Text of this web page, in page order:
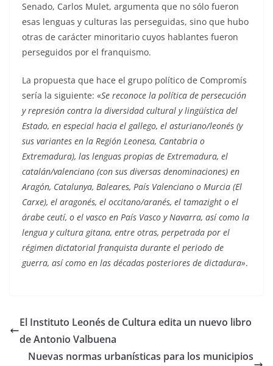
Senado, Carlos Mulet, argumenta que no sólo fueron
esas lenguas y culturas las perseguidas, sino que hubo
otras de carácter minoritario cuyos hablantes fueron
perseguidos por el franquismo.
La propuesta que hace el grupo político de Compromís
sería la siguiente: «Se reconoce la política de persecución
y represión contra la diversidad cultural y lingüística del
Estado, en especial hacia el gallego, el asturiano/leonés (y
sus variantes en la Región Leonesa, Cantabria o
Extremadura), las lenguas propias de Extremadura, el
catalán/valenciano (con sus diversas denominaciones) en
Aragón, Catalunya, Baleares, País Valenciano o Murcia (El
Carxe), el aragonés, el occitano/aranés, el tamazight o el
árabe ceutí, o el vasco en País Vasco y Navarra, así como la
lengua y cultura gitana, entre otras, perpetrada por el
régimen dictatorial franquista durante el periodo de
guerra, así como en las décadas posteriores de dictadura».
El Instituto Leonés de Cultura edita un nuevo libro
de Antonio Valbuena
Nuevas normas urbanísticas para los municipios